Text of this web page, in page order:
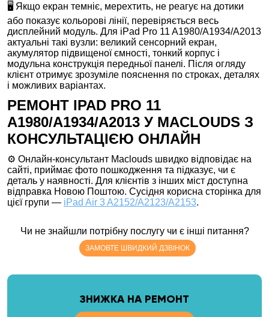
🖥️ Якщо екран темніє, мерехтить, не реагує на дотики
або показує кольорові лінії, перевіряється весь
дисплейний модуль. Для iPad Pro 11 A1980/A1934/A2013
актуальні такі вузли: великий сенсорний екран,
акумулятор підвищеної ємності, тонкий корпус і
модульна конструкція передньої панелі. Після огляду
клієнт отримує зрозуміле пояснення по строках, деталях
і можливих варіантах.
РЕМОНТ IPAD PRO 11
A1980/A1934/A2013 У MACLOUDS З
КОНСУЛЬТАЦІЄЮ ОНЛАЙН
⚙️ Онлайн-консультант Maclouds швидко відповідає на
сайті, приймає фото пошкодження та підказує, чи є
деталь у наявності. Для клієнтів з інших міст доступна
відправка Новою Поштою. Сусідня корисна сторінка для
цієї групи — iPad Air 3 A2152/A2123/A2153.
Чи не знайшли потрібну послугу чи є інші питання?
ЗАМОВТЕ ШВИДКИЙ ДЗВІНОК
ЗНИЖКА НА РЕМОНТ